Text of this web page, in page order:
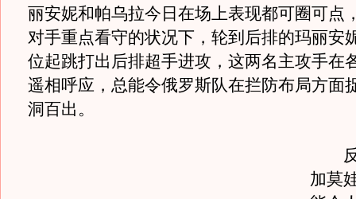
丽安妮和帕乌拉今日在场上表现都可圈可点
对手重点看守的状况下，轮到后排的玛丽安
位起跳打出后排超手进攻，这两名主攻手在
遥相呼应，总能令俄罗斯队在拦防布局方面
洞百出。
反
加莫